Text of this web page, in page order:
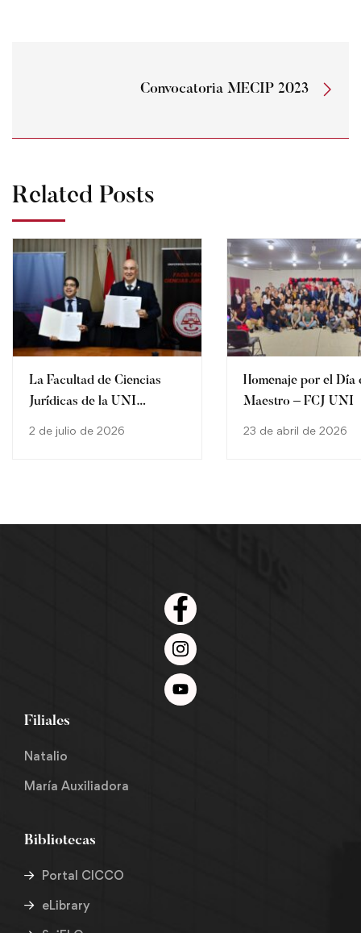
Convocatoria MECIP 2023
Related Posts
La Facultad de Ciencias
Jurídicas de la UNI
2 de julio de 2026
Homenaje por el Día
Maestro – FCJ UNI
23 de abril de 2026
Filiales
Natalio
María Auxiliadora
Bibliotecas
Portal CICCO
eLibrary